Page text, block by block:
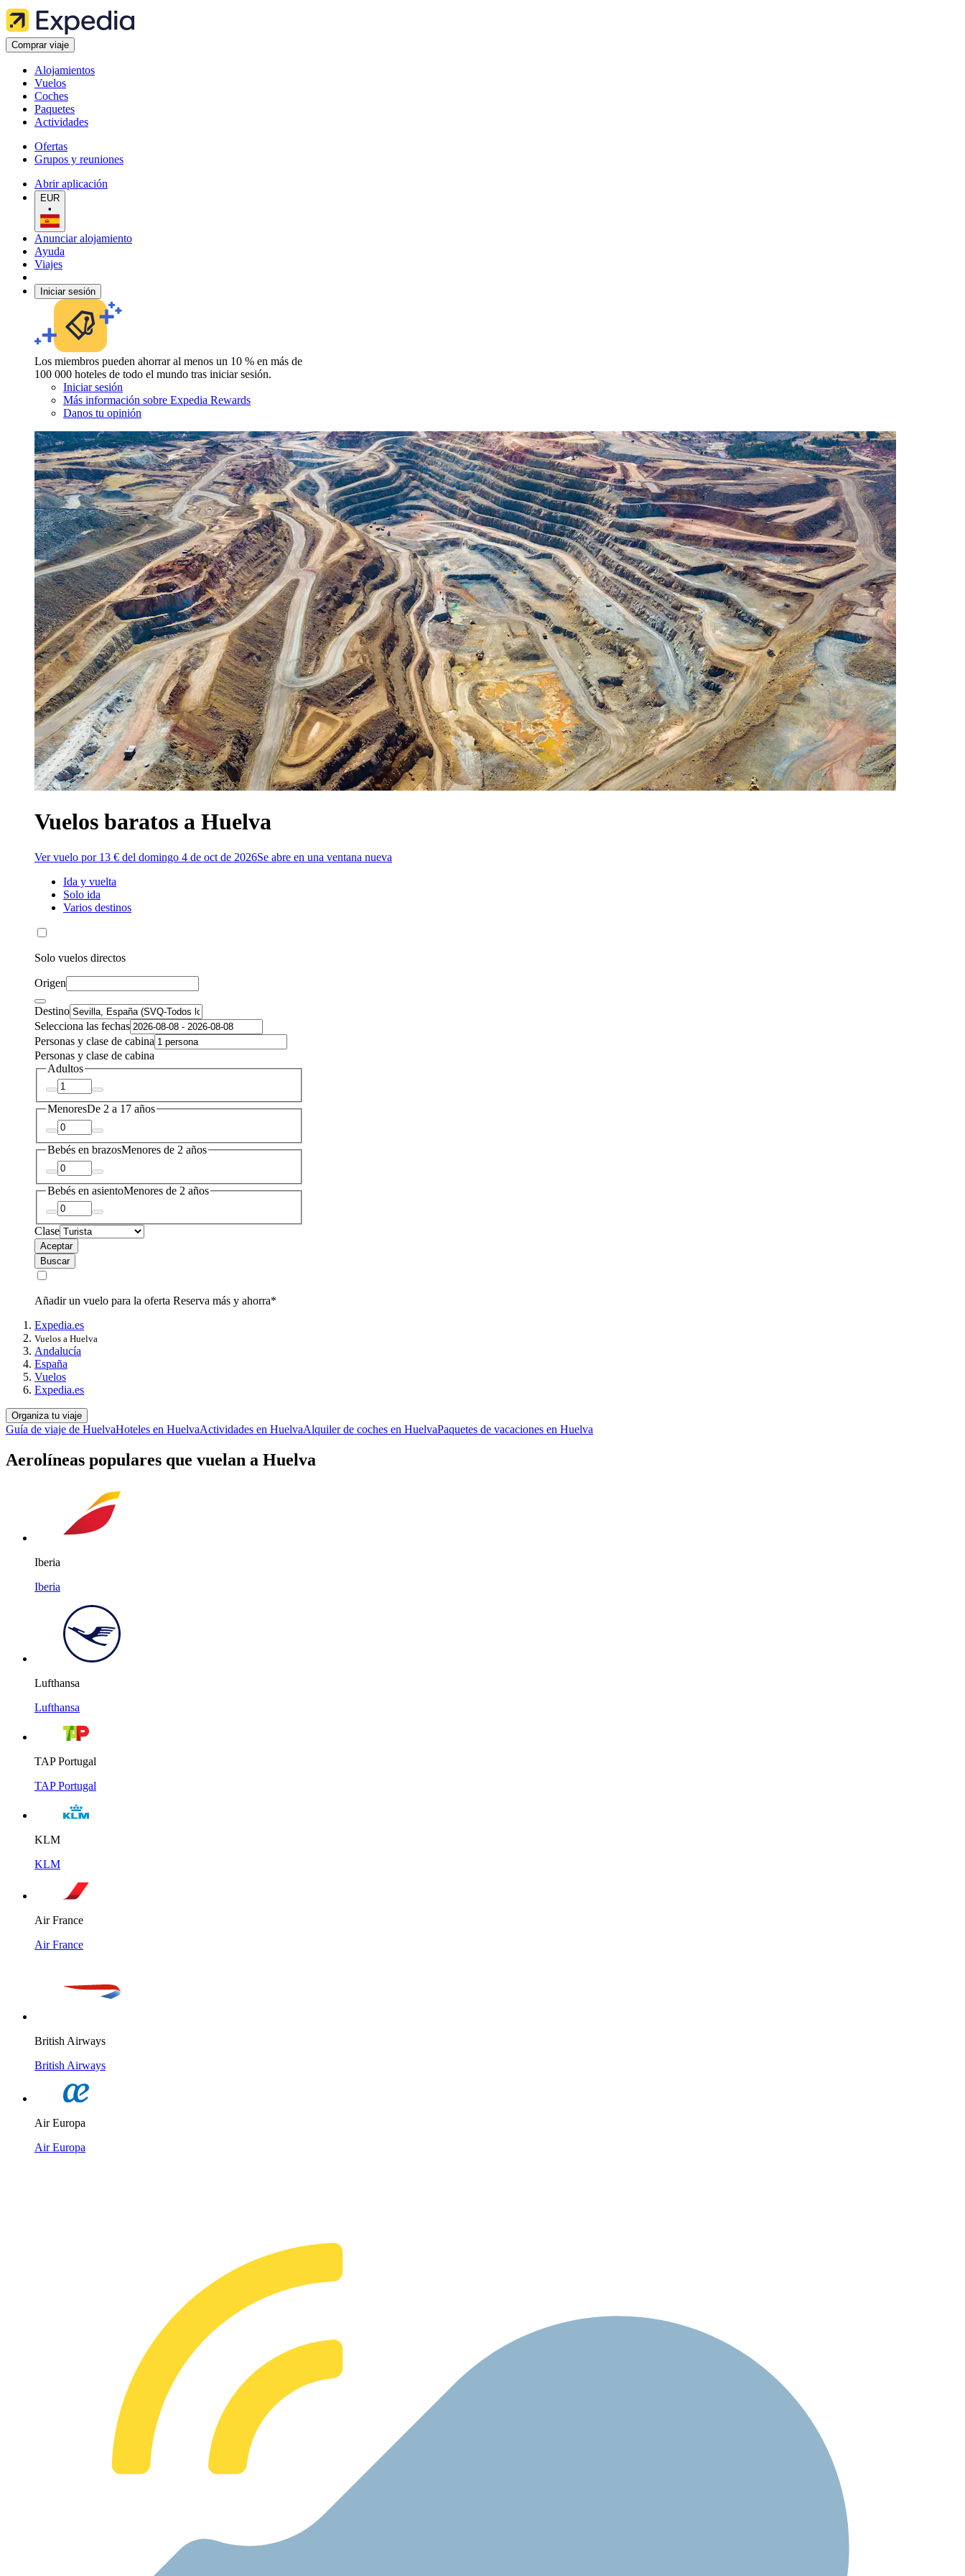
Comprar viaje
Alojamientos
Vuelos
Coches
Paquetes
Actividades
Ofertas
Grupos y reuniones
Abrir aplicación
EUR
•
Anunciar alojamiento
Ayuda
Viajes
Iniciar sesión
Los miembros pueden ahorrar al menos un 10 % en más de
100 000 hoteles de todo el mundo tras iniciar sesión.
Iniciar sesión
Más información sobre Expedia Rewards
Danos tu opinión
Vuelos baratos a Huelva
Ver vuelo por 13 € del domingo 4 de oct de 2026Se abre en una ventana nueva
Ida y vuelta
Solo ida
Varios destinos
Solo vuelos directos
Origen
Destino
Selecciona las fechas
Personas y clase de cabina
Personas y clase de cabina
Adultos
MenoresDe 2 a 17 años
Bebés en brazosMenores de 2 años
Bebés en asientoMenores de 2 años
Clase
Aceptar
Buscar
Añadir un vuelo para la oferta Reserva más y ahorra*
Expedia.es
Vuelos a Huelva
Andalucía
España
Vuelos
Expedia.es
Organiza tu viaje
Guía de viaje de HuelvaHoteles en HuelvaActividades en HuelvaAlquiler de coches en HuelvaPaquetes de vacaciones en Huelva
Aerolíneas populares que vuelan a Huelva
Iberia
Iberia
Lufthansa
Lufthansa
TAP Portugal
TAP Portugal
KLM
KLM
Air France
Air France
British Airways
British Airways
Air Europa
Air Europa